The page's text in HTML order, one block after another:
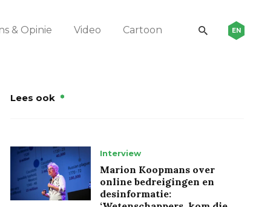
& Opinie Video Cartoon EN
Lees ook
Interview
Marion Koopmans over
online bedreigingen en
desinformatie: